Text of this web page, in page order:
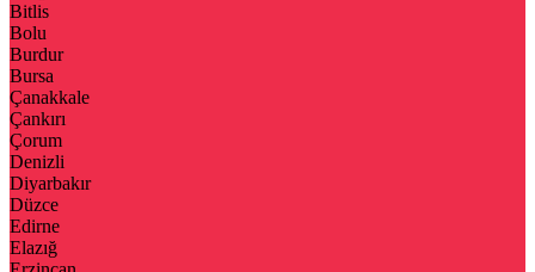
Bitlis
Bolu
Burdur
Bursa
Çanakkale
Çankırı
Çorum
Denizli
Diyarbakır
Düzce
Edirne
Elazığ